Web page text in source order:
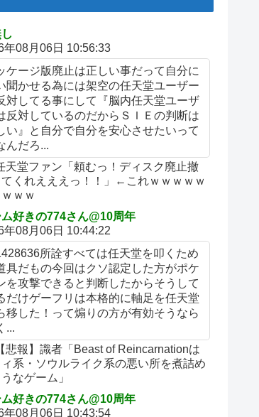
年08月06日 10:56:33
ケージ版廃止は正しい事だって自分に
聞かせる為には架空の任天堂ユーザー
対してる事にして『脳内任天堂ユーザ
反対しているのだからＳＩＥの判断は
い』と自分で自分を安心させたいって
んだろ...
天堂ファン「頼むっ！ディスク廃止撤
てくれえええっ！！」←これｗｗｗｗｗ
ｗｗ
好きの774さん@10周年
年08月06日 10:44:22
所詮すべては任天堂を叩くため
具だもの今回はクソ認定した方がポケ
を攻撃できると判断したからそうして
だけゲーフリは本格的に軸足を任天堂
移した！って煽りの方が有効そうなら
...
【悲報】識者「Beast of Reincarnationは
系・ソウルライク系の悪い所を煮詰め
なゲーム」
好きの774さん@10周年
年08月06日 10:43:54